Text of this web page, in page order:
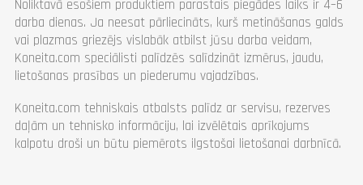
Noliktavā esošiem produktiem parastais piegādes laiks ir 4–6
darba dienas. Ja neesat pārliecināts, kurš metināšanas galds
vai plazmas griezējs vislabāk atbilst jūsu darba veidam,
Koneita.com speciālisti palīdzēs salīdzināt izmērus, jaudu,
lietošanas prasības un piederumu vajadzības.
Koneita.com tehniskais atbalsts palīdz ar servisu, rezerves
daļām un tehnisko informāciju, lai izvēlētais aprīkojums
kalpotu droši un būtu piemērots ilgstošai lietošanai darbnīcā.